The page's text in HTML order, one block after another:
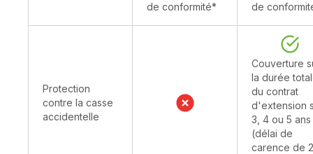
de conformité*
de
Protection
contre la casse
accidentelle
Couverture
la durée
du contrat
d'extension
3, 4 ou 5 ans
(délai de
carence de